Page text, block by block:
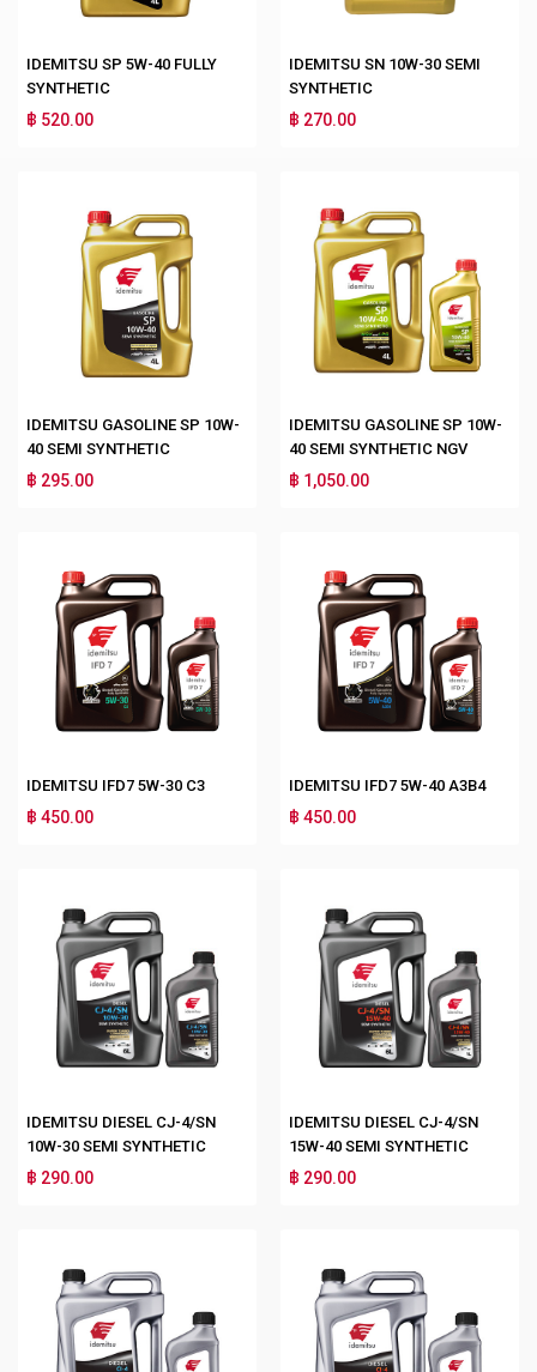
IDEMITSU SP 5W-40 FULLY
SYNTHETIC
฿ 520.00
IDEMITSU SN 10W-30 SEMI
SYNTHETIC
฿ 270.00
IDEMITSU GASOLINE SP 10W-
40 SEMI SYNTHETIC
฿ 295.00
IDEMITSU GASOLINE SP 10W-
40 SEMI SYNTHETIC NGV
฿ 1,050.00
IDEMITSU IFD7 5W-30 C3
฿ 450.00
IDEMITSU IFD7 5W-40 A3B4
฿ 450.00
IDEMITSU DIESEL CJ-4/SN
10W-30 SEMI SYNTHETIC
฿ 290.00
IDEMITSU DIESEL CJ-4/SN
15W-40 SEMI SYNTHETIC
฿ 290.00